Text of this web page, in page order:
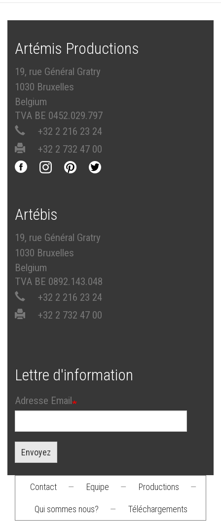
Artémis Productions
19, rue Général Gratry
1030 Bruxelles
Belgium
TVA BE 0452.029.797
+32 2 216 23 24
+32 2 732 47 00
Artébis
19, rue Général Gratry
1030 Bruxelles
Belgium
TVA BE 0892.143.048
+32 2 216 23 24
+32 2 732 47 00
Lettre d'information
Adresse Email
Envoyez
Footer
menu
Contact — Equipe — Productions —
Qui sommes nous? — Téléchargements